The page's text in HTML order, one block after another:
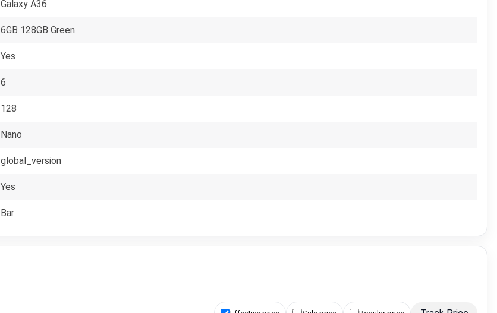
Galaxy A36
6GB 128GB Green
Yes
6
128
Nano
global_version
Yes
Bar